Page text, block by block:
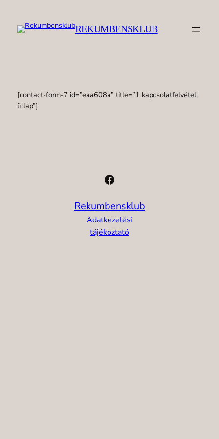
tartalomhoz
REKUMBENSKLUB
[contact-form-7 id=”eaa608a” title=”1 kapcsolatfelvételi
űrlap”]
Facebook
Rekumbensklub
Adatkezelési
tájékoztató